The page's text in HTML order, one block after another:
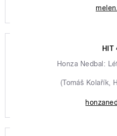
HIT
Honza Nedbal:
(Tomáš Kolařík,